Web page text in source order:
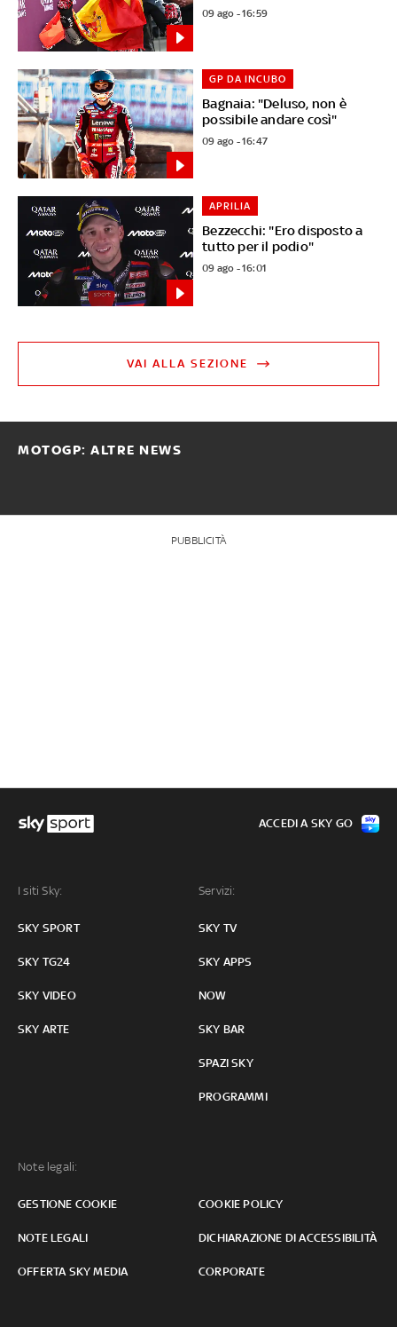
09 ago - 16:59
Bagnaia: "Deluso, non è
possibile andare così"
GP DA INCUBO
09 ago - 16:47
Bezzecchi: "Ero disposto a
tutto per il podio"
APRILIA
09 ago - 16:01
VAI ALLA SEZIONE
MOTOGP: ALTRE NEWS
PUBBLICITÀ
I siti Sky:
SKY SPORT
SKY TG24
SKY VIDEO
SKY ARTE
Servizi:
SKY TV
SKY APPS
NOW
SKY BAR
SPAZI SKY
PROGRAMMI
Note legali:
GESTIONE COOKIE COOKIE POLICY
NOTE LEGALI DICHIARAZIONE DI ACCESSIBILITÀ
OFFERTA SKY MEDIA CORPORATE
ACCEDI A SKY GO